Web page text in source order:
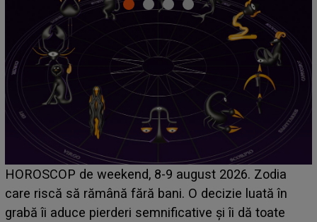
Emanuel a ținut ACEST DETALIU ASCUNS până
acum! În fața Alexandrei, concurentul din Casa Iubirii
face o MĂRTURISIRE NEAȘTEPTATĂ despre mama